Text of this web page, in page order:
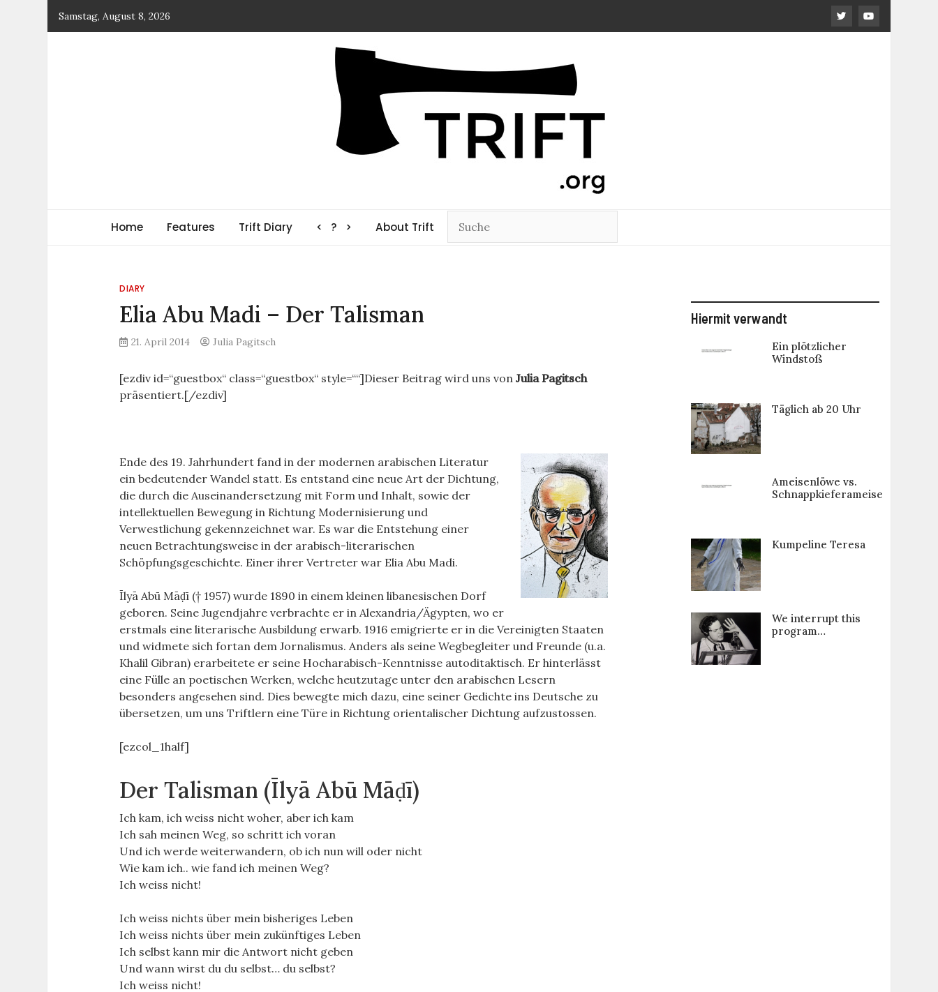
Samstag, August 8, 2026
TRIFT
Home Features Trift Diary < ? > About Trift
DIARY
Elia Abu Madi – Der Talisman
21. April 2014 Julia Pagitsch
[ezdiv id=“guestbox“ class=“guestbox“ style=““]Dieser Beitrag wird uns vonJulia Pagitsch
präsentiert.[/ezdiv]
Ende des 19. Jahrhundert fand in der modernen arabischen Literatur
ein bedeutender Wandel statt. Es entstand eine neue Art der Dichtung,
die durch die Auseinandersetzung mit Form und Inhalt, sowie der
intellektuellen Bewegung in Richtung Modernisierung und
Verwestlichung gekennzeichnet war. Es war die Entstehung einer
neuen Betrachtungsweise in der arabisch-literarischen
Schöpfungsgeschichte. Einer ihrer Vertreter war Elia Abu Madi.
Īlyā Abū Māḍī († 1957) wurde 1890 in einem kleinen libanesischen Dorf
geboren. Seine Jugendjahre verbrachte er in Alexandria/Ägypten, wo er
erstmals eine literarische Ausbildung erwarb. 1916 emigrierte er in die Vereinigten Staaten
und widmete sich fortan dem Jornalismus. Anders als seine Wegbegleiter und Freunde (u.a.
Khalil Gibran) erarbeitete er seine Hocharabisch-Kenntnisse autoditaktisch. Er hinterlässt
eine Fülle an poetischen Werken, welche heutzutage unter den arabischen Lesern
besonders angesehen sind. Dies bewegte mich dazu, eine seiner Gedichte ins Deutsche zu
übersetzen, um uns Triftlern eine Türe in Richtung orientalischer Dichtung aufzustossen.
[ezcol_1half]
Der Talisman (Īlyā Abū Māḍī)
Ich kam, ich weiss nicht woher, aber ich kam
Ich sah meinen Weg, so schritt ich voran
Und ich werde weiterwandern, ob ich nun will oder nicht
Wie kam ich.. wie fand ich meinen Weg?
Ich weiss nicht!
Ich weiss nichts über mein bisheriges Leben
Ich weiss nichts über mein zukünftiges Leben
Ich selbst kann mir die Antwort nicht geben
Und wann wirst du du selbst… du selbst?
Ich weiss nicht!
Hiermit verwandt
Ein plötzlicher
Windstoß
Täglich ab 20 Uhr
Ameisenlöwe vs.
Schnappkieferameise
Kumpeline Teresa
We interrupt this
program…